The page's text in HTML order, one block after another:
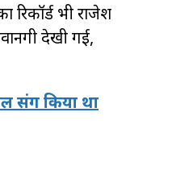
भी राजेश
देखी गई,
संग किया था